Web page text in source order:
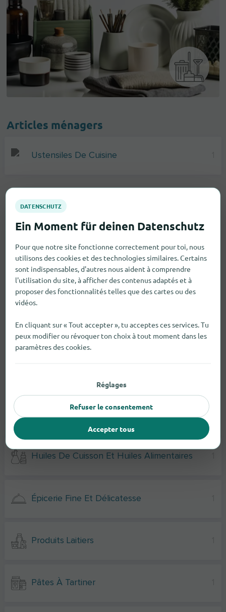
Articles ménagers
Ustensiles De Cuisine
Alimentation
Huiles De Cuisson Et Huiles Alimentaires
Épicerie Fine Et Délicatesse
Produits Laitiers
Pâtes À Tartiner
Pour que notre site fonctionne correctement pour toi, nous
utilisons des cookies et des technologies similaires. Certains
sont indispensables, d'autres nous aident à comprendre
l'utilisation du site, à afficher des contenus adaptés et à
proposer des fonctionnalités telles que des cartes ou des
vidéos.
En cliquant sur « Tout accepter », tu acceptes ces services. Tu
peux modifier ou révoquer ton choix à tout moment dans les
paramètres des cookies.
Réglages
Refuser le consentement
Accepter tous